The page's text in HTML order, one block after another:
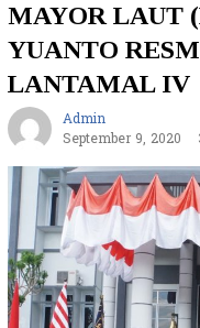
MAYOR LAUT
YUANTO
LANTAMAL IV
Admin
September 9, 2020